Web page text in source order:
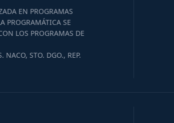
EN PROGRAMAS
PROGRAMÁTICA SE
LOS PROGRAMAS DE
NACO, STO. DGO., REP.